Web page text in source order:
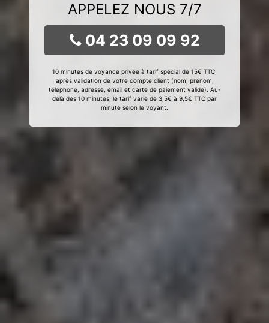
APPELEZ NOUS 7/7
04 23 09 09 92
10 minutes de voyance privée à tarif spécial de 15€ TTC,
après validation de votre compte client (nom, prénom,
téléphone, adresse, email et carte de paiement valide). Au-
delà des 10 minutes, le tarif varie de 3,5€ à 9,5€ TTC par
minute selon le voyant.